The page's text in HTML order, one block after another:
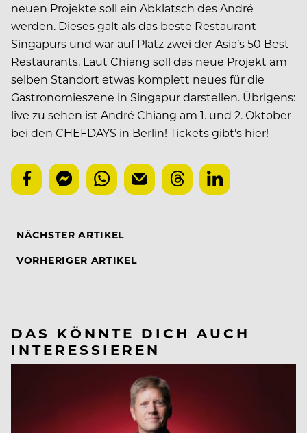
neuen Projekte soll ein Abklatsch des André
werden. Dieses galt als das beste Restaurant
Singapurs und war auf Platz zwei der Asia’s 50 Best
Restaurants. Laut Chiang soll das neue Projekt am
selben Standort etwas komplett neues für die
Gastronomieszene in Singapur darstellen. Übrigens:
live zu sehen ist André Chiang am 1. und 2. Oktober
bei den CHEFDAYS in Berlin! Tickets gibt’s hier!
NÄCHSTER ARTIKEL
VORHERIGER ARTIKEL
DAS KÖNNTE DICH AUCH
INTERESSIEREN